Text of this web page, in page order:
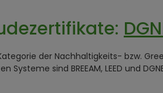
der Nachhaltigkeits- bzw.
sind BREEAM, LEED und